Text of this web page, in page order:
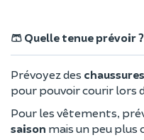
🩳 Quelle tenue prévoir ?
Prévoyez des
pour pouvoir courir lors
Pour les vêtements,
saison mais un peu plus